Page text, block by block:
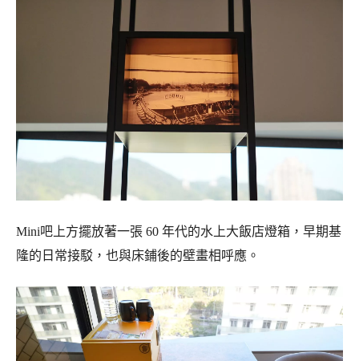
Mini吧上方擺放著一張 60 年代的水上大飯店燈箱，早期基
隆的日常接駁，也與床鋪後的壁畫相呼應。